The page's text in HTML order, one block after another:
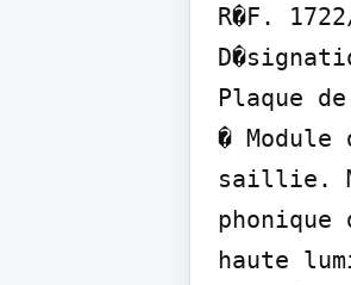
R�F.
Plaque
�
saillie.
haute